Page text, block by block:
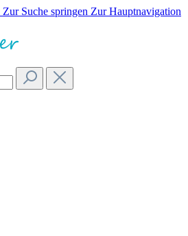
Zur Suche springen Zur Hauptnavigation